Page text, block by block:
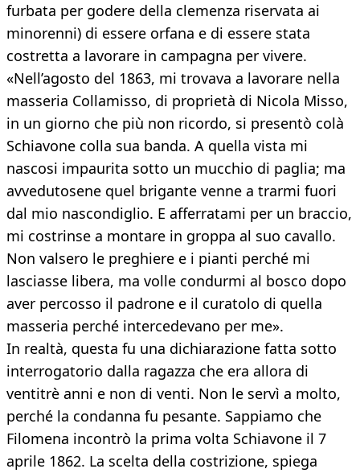
furbata per godere della clemenza riservata ai
minorenni) di essere orfana e di essere stata
costretta a lavorare in campagna per vivere.
«Nell’agosto del 1863, mi trovava a lavorare nella
masseria Collamisso, di proprietà di Nicola Misso,
in un giorno che più non ricordo, si presentò colà
Schiavone colla sua banda. A quella vista mi
nascosi impaurita sotto un mucchio di paglia; ma
avvedutosene quel brigante venne a trarmi fuori
dal mio nascondiglio. E afferratami per un braccio,
mi costrinse a montare in groppa al suo cavallo.
Non valsero le preghiere e i pianti perché mi
lasciasse libera, ma volle condurmi al bosco dopo
aver percosso il padrone e il curatolo di quella
masseria perché intercedevano per me».
In realtà, questa fu una dichiarazione fatta sotto
interrogatorio dalla ragazza che era allora di
ventitrè anni e non di venti. Non le servì a molto,
perché la condanna fu pesante. Sappiamo che
Filomena incontrò la prima volta Schiavone il 7
aprile 1862. La scelta della costrizione, spiega